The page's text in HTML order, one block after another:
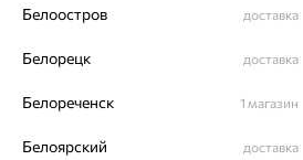
SOKOLOV
Белоостров доставка
Белорецк доставка
Белореченск 1 магазин
Белоярский доставка